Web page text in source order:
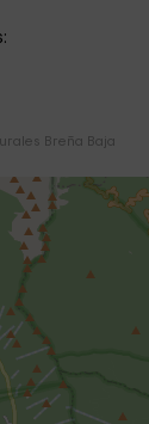
Breña Baja